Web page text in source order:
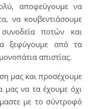
αποφεύγουμε να
να κουβεντιάσουμε
ποτών και
ξεφύγουμε από τα
απιστίας.
μας και προσέχουμε
μας να τα έχουμε όχι
με το σύντροφό